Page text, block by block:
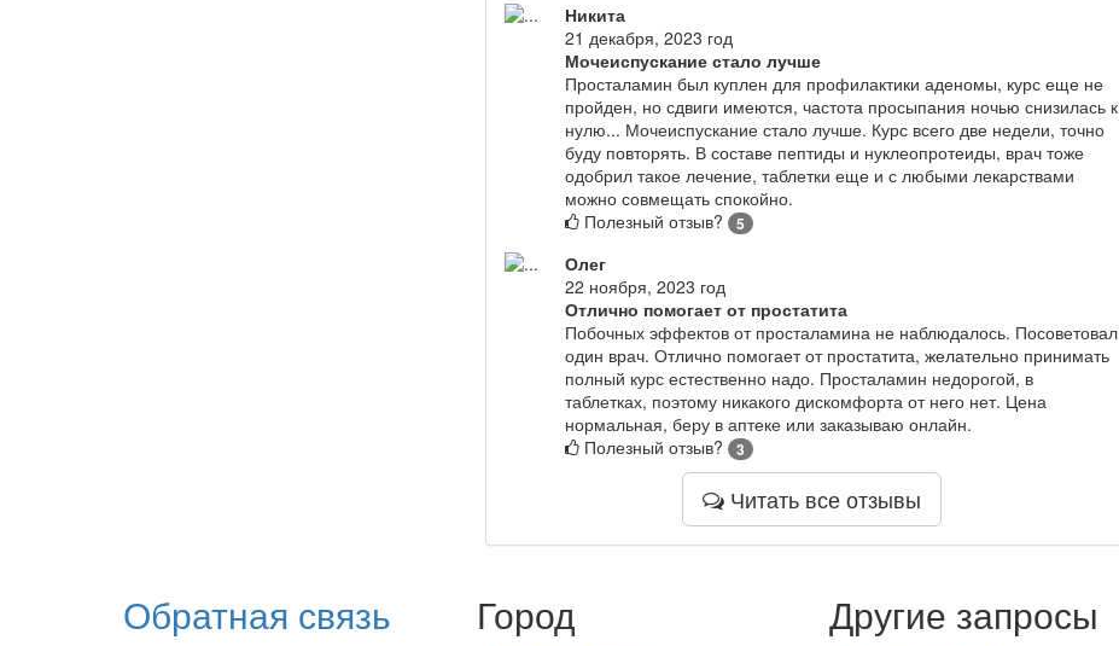
Никита
21 декабря, 2023 год
Мочеиспускание стало лучше
Просталамин был куплен для профилактики аденомы, курс еще не
пройден, но сдвиги имеются, частота просыпания ночью снизилась к
нулю... Мочеиспускание стало лучше. Курс всего две недели, точно
буду повторять. В составе пептиды и нуклеопротеиды, врач тоже
одобрил такое лечение, таблетки еще и с любыми лекарствами
можно совмещать спокойно.
Полезный отзыв?
5
Олег
22 ноября, 2023 год
Отлично помогает от простатита
Побочных эффектов от просталамина не наблюдалось. Посоветовал
один врач. Отлично помогает от простатита, желательно принимать
полный курс естественно надо. Просталамин недорогой, в
таблетках, поэтому никакого дискомфорта от него нет. Цена
нормальная, беру в аптеке или заказываю онлайн.
Полезный отзыв?
3
Читать все отзывы
Обратная связь
Город Другие запросы